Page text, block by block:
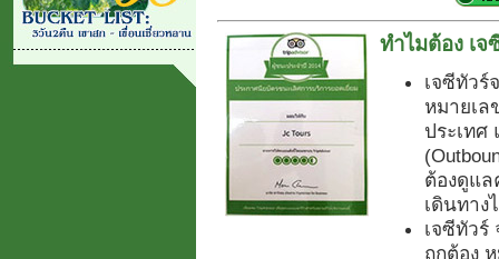
ทำไมต้อง เ
เจซีทัวร์
หมายเล
ประเทศ
ต้องดูแล
เดินทาง
เจซีทัวร์
ถูกต้อง